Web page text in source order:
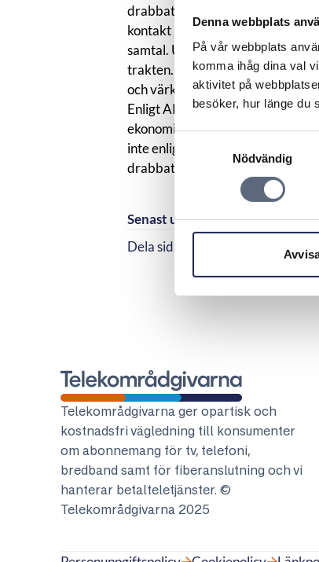
Denna webbplats
På vår webbplats
komma ihåg dina val
aktivitet på
besöker, hur länge du
Nödvändig
drabbats av till följd av ett fel på
kontakt med vänner och bekanta
samtal. Utöver detta sköter han
trakten. Operatören motsatte
och värk utgår inte enligt
Enligt ARN har konsumenten
ekonomisk skada. Ersättning för
inte enligt svensk rätt. Nämnden
drabbats av någon ersättningsgill
Senast uppdaterad:2026-04-27
Dela sidan
Dela sidan på
Dela sidan på
Telekområdgivarna
Telekområdgivarna ger opartisk och
kostnadsfri vägledning till konsumenter
om abonnemang för tv, telefoni,
bredband samt för fiberanslutning och vi
hanterar betalteletjänster. ©
Telekområdgivarna 2025